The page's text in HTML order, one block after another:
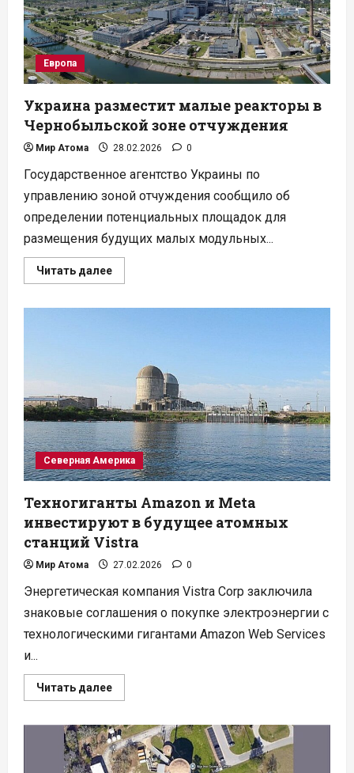
Европа
Украина разместит малые реакторы в
Чернобыльской зоне отчуждения
Мир Атома 28.02.2026 0
Государственное агентство Украины по
управлению зоной отчуждения сообщило об
определении потенциальных площадок для
размещения будущих малых модульных...
Читать далееПрочитать
больше
отчуждения
Северная Америка
Техногиганты Amazon и Meta
инвестируют в будущее атомных
станций Vistra
Мир Атома 27.02.2026 0
Энергетическая компания Vistra Corp заключила
знаковые соглашения о покупке электроэнергии с
технологическими гигантами Amazon Web Services
и...
Читать далееПрочитать
больше
Amazon
и
Meta
инвестируют